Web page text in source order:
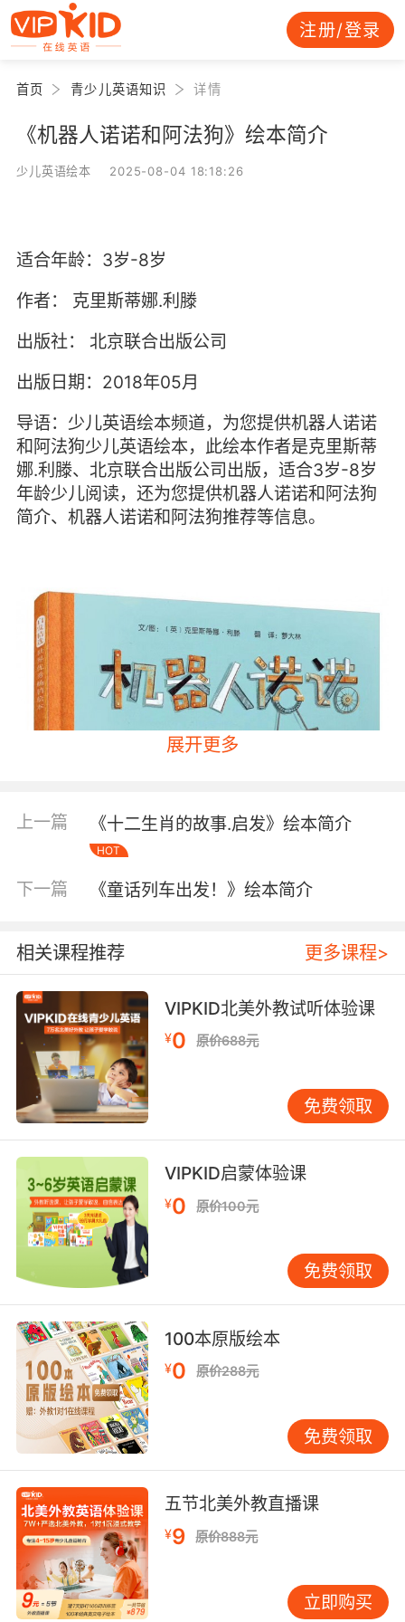
注册/登录
首页 青少儿英语知识 详情
《机器人诺诺和阿法狗》绘本简介
少儿英语绘本 2025-08-04 18:18:26
适合年龄：3岁-8岁
作者：
克里斯蒂娜.利滕
出版社：
北京联合出版公司
出版日期：2018年05月
导语：少儿英语绘本频道，为您提供机器人诺诺
和阿法狗少儿英语绘本，此绘本作者是克里斯蒂
娜.利滕、北京联合出版公司出版，适合3岁-8岁
年龄少儿阅读，还为您提供机器人诺诺和阿法狗
简介、机器人诺诺和阿法狗推荐等信息。
内容简介
@启发童书 出品
内容简介：
诺诺是个收藏家。破旧的轮胎、生锈的齿轮、坏
掉的弹簧——都是诺诺收藏的目标。诺诺会用他
找到的那些大大小小的东西，造出*有意思的发
明。阿法狗就是诺诺发明的，它会用机械鼻带诺
诺找到各种神奇的东西。有一天，他们发现了一
个不寻常的玩意儿，跟之前见过的任何东西都不
一样！那到底是什么？用来做什么的？
读完这个故事，你会发现啊，生活里有很多东
西，比看上去的更有意义。
编辑推荐：
✔美国奥克拉荷马书奖最佳童书奖获得者——克
里斯蒂娜·利滕最新作品！
✔充满“未来感”的图画书，完美融合机器的“钢铁
展开更多
上一篇 《十二生肖的故事.启发》绘本简介
HOT
下一篇 《童话列车出发！》绘本简介
相关课程推荐 更多课程>
VIPKID北美外教试听体验课
¥0 原价688元
免费领取
VIPKID启蒙体验课
¥0 原价100元
免费领取
100本原版绘本
¥0 原价288元
免费领取
五节北美外教直播课
¥9 原价888元
立即购买